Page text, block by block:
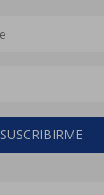
SUSCRIBIRME